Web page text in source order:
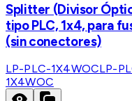
Splitter (Divisor
tipo PLC, 1x4, para
(sin conectores)
LP-PLC-1X4WOCLP-
1X4WOC